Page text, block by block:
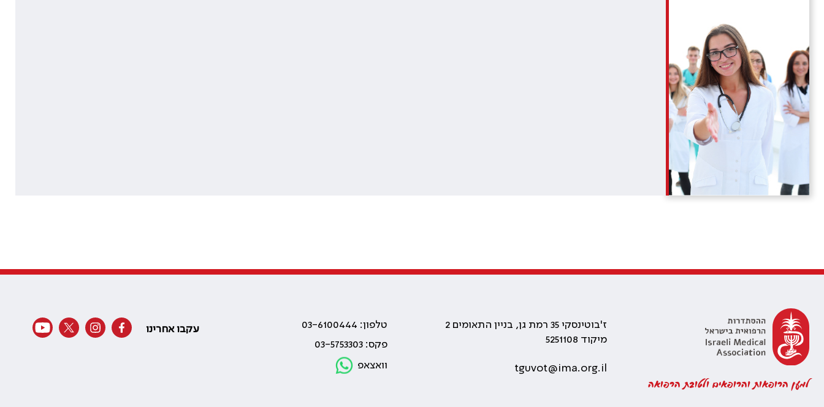
למען הרופאות והרופאים ולטובת הרפואה
ז'בוטינסקי 35 רמת גן, בניין התאומים 2
מיקוד 5251108
tguvot@ima.org.il
טלפון: 03-6100444
פקס: 03-5753303
וואצאפ
עקבו אחרינו